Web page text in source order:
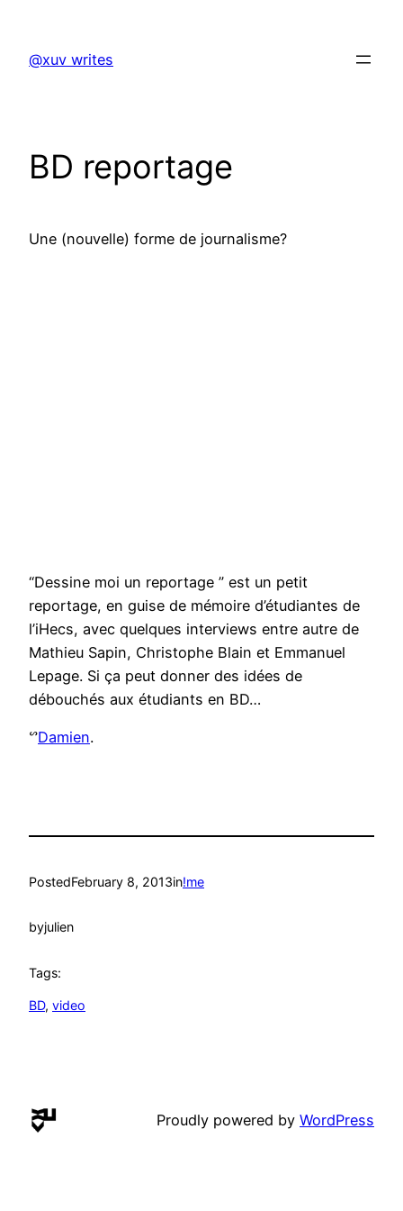
content
@xuv writes
BD reportage
Une (nouvelle) forme de journalisme?
“Dessine moi un reportage ” est un petit
reportage, en guise de mémoire d’étudiantes de
l’iHecs, avec quelques interviews entre autre de
Mathieu Sapin, Christophe Blain et Emmanuel
Lepage. Si ça peut donner des idées de
débouchés aux étudiants en BD…
ᔥDamien.
PostedFebruary 8, 2013in!me
byjulien
Tags:
BD, video
Proudly powered by WordPress